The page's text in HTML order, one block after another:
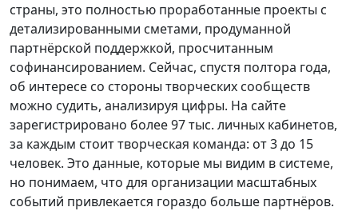
страны, это полностью проработанные проекты с
детализированными сметами, продуманной
партнёрской поддержкой, просчитанным
софинансированием. Сейчас, спустя полтора года,
об интересе со стороны творческих сообществ
можно судить, анализируя цифры. На сайте
зарегистрировано более 97 тыс. личных кабинетов,
за каждым стоит творческая команда: от 3 до 15
человек. Это данные, которые мы видим в системе,
но понимаем, что для организации масштабных
событий привлекается гораздо больше партнёров.